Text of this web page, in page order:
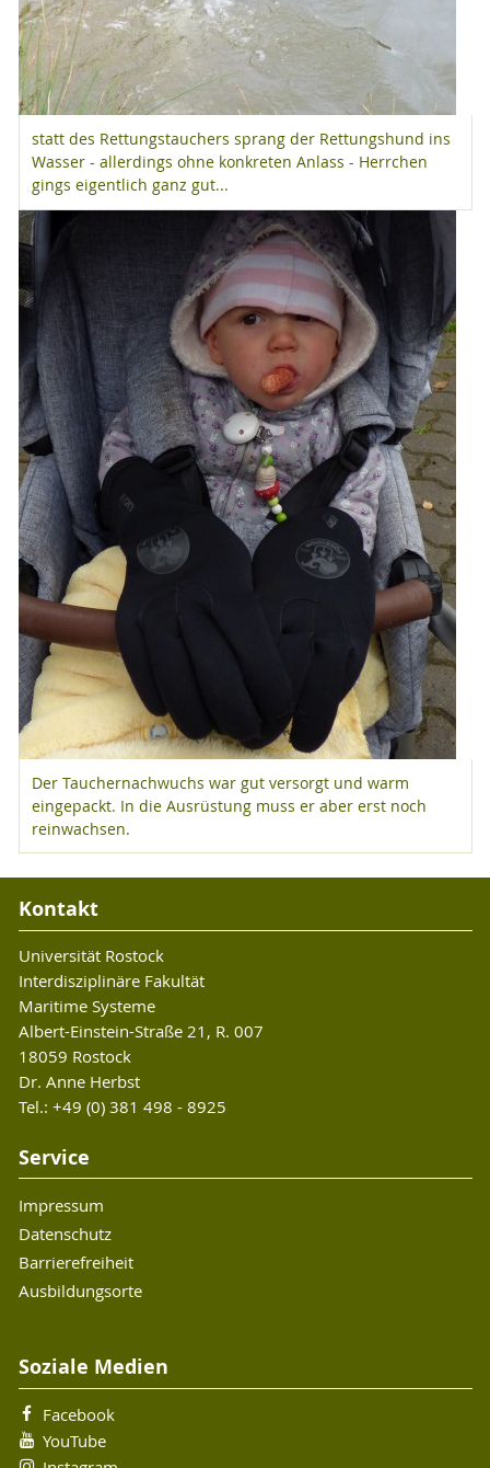
statt des Rettungstauchers sprang der Rettungshund ins
Wasser - allerdings ohne konkreten Anlass - Herrchen
gings eigentlich ganz gut...
Der Tauchernachwuchs war gut versorgt und warm
eingepackt. In die Ausrüstung muss er aber erst noch
reinwachsen.
Kontakt
Universität Rostock
Interdisziplinäre Fakultät
Maritime Systeme
Albert-Einstein-Straße 21, R. 007
18059 Rostock
Dr. Anne Herbst
Tel.: +49 (0) 381 498 - 8925
Service
Impressum
Datenschutz
Barrierefreiheit
Ausbildungsorte
Soziale Medien
Facebook
YouTube